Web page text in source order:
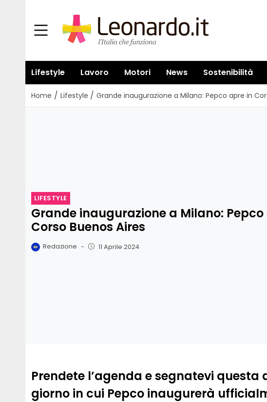
Lifestyle Lavoro Motori News Sostenibilità
Home / Lifestyle / Grande inaugurazione a Milano: Pepco apre in
LIFESTYLE
Grande inaugurazione a Milano:
Corso Buenos Aires
Redazione - 11 Aprile 2024
Prendete l’agenda e segnatevi questa
giorno in cui Pepco inaugurerà